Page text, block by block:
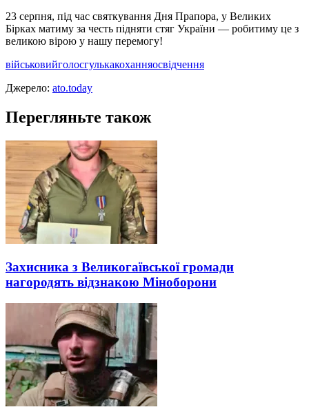
23 серпня, під час святкування Дня Прапора, у Великих
Бірках матиму за честь підняти стяг України — робитиму це з
великою вірою у нашу перемогу!
військовийголосгулькакоханняосвідчення
Джерело: ato.today
Перегляньте також
Захисника з Великогаївської громади
нагородять відзнакою Міноборони